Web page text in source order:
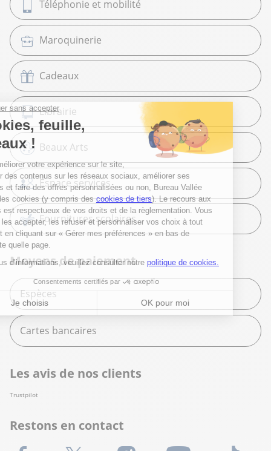
Téléphonie et mobilité
Maroquinerie
Cadeaux
Librairie
Beaux Arts
Espace services
Fournitures scolaires
Moyens de paiement
Espèces
Cartes bancaires
Les avis de nos clients
Trustpilot
Restons en contact